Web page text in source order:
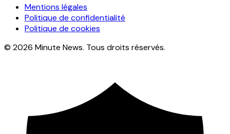
Mentions légales
Politique de confidentialité
Politique de cookies
© 2026 Minute News. Tous droits réservés.